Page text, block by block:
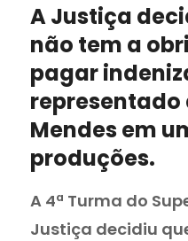
A Justiça
não tem a
pagar
representado
Mendes em
produções.
A 4ª Turma do
Justiça decidiu